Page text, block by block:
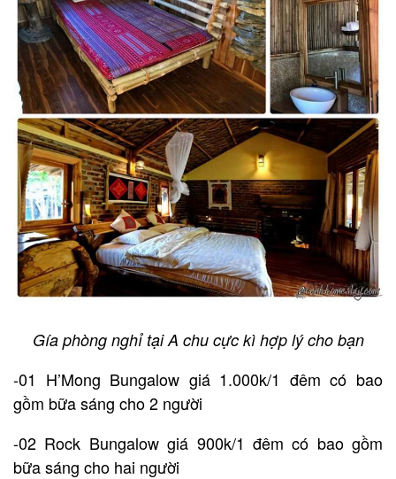
Gía phòng nghỉ tại A chu cực kì hợp lý cho bạn
-01 H’Mong Bungalow giá 1.000k/1 đêm có bao
gồm bữa sáng cho 2 người
-02 Rock Bungalow giá 900k/1 đêm có bao gồm
bữa sáng cho hai người